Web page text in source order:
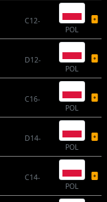
C12-
POL
D12-
POL
C16-
POL
D14-
POL
C14-
POL